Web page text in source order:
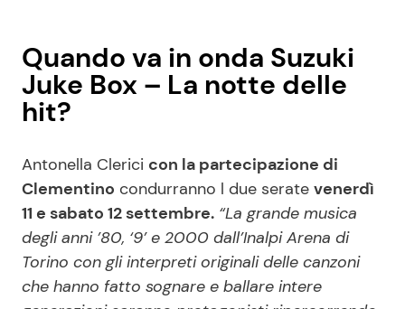
Quando va in onda Suzuki
Juke Box – La notte delle
hit?
Antonella Clerici con la partecipazione di
Clementino condurranno l due serate venerdì
11 e sabato 12 settembre. “La grande musica
degli anni ’80, ‘9’ e 2000 dall’Inalpi Arena di
Torino con gli interpreti originali delle canzoni
che hanno fatto sognare e ballare intere